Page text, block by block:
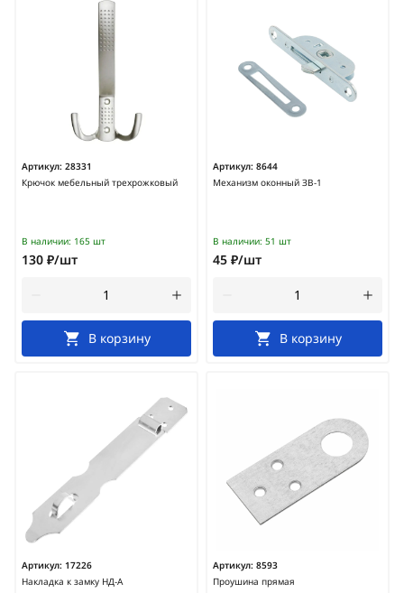
Артикул: 28331
Крючок мебельный трехрожковый
В наличии: 165 шт
130 ₽/шт
В корзину
Артикул: 8644
Механизм оконный ЗВ-1
В наличии: 51 шт
45 ₽/шт
В корзину
Артикул: 17226
Накладка к замку НД-А
Артикул: 8593
Проушина прямая